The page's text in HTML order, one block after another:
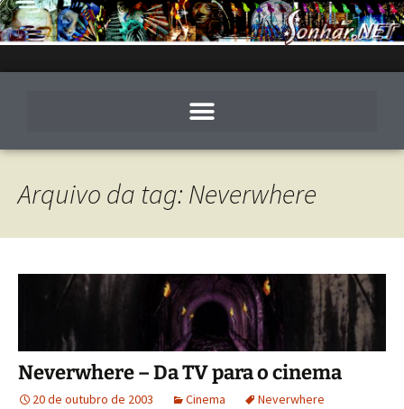
Arquivo da tag: Neverwhere
Neverwhere – Da TV para o cinema
20 de outubro de 2003 Cinema Neverwhere